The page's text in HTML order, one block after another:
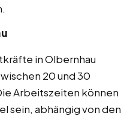
in Olbernhau
20 und 30
Arbeitszeiten können
sein, abhängig von den